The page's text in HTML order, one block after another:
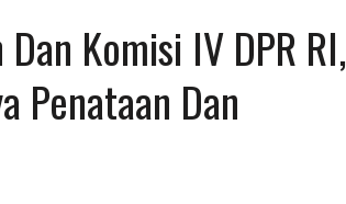
RETORIKA TAHUNAN
Komisi IV DPR RI,
Penataan Dan